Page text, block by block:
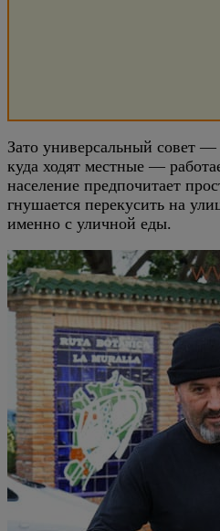
Зато универсальный совет —
куда ходят местные —
население предпочитает
гнушается перекусить на
именно с уличной еды.